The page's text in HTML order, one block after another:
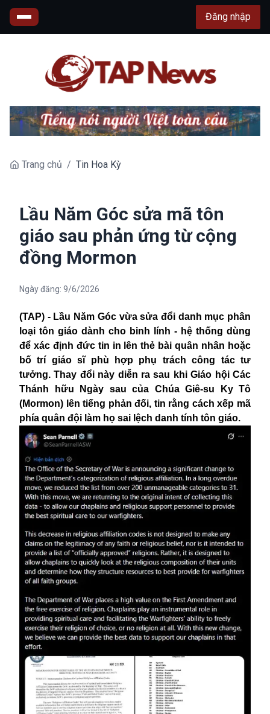
Đăng nhập
Trang chủ / Tin Hoa Kỳ
Lầu Năm Góc sửa mã tôn
giáo sau phản ứng từ cộng
đồng Mormon
Ngày đăng: 9/6/2026
(TAP) - Lầu Năm Góc vừa sửa đổi danh mục phân
loại tôn giáo dành cho binh lính - hệ thống dùng
để xác định đức tin in lên thẻ bài quân nhân hoặc
bố trí giáo sĩ phù hợp phụ trách công tác tư
tưởng. Thay đổi này diễn ra sau khi Giáo hội Các
Thánh hữu Ngày sau của Chúa Giê-su Ky Tô
(Mormon) lên tiếng phản đối, tin rằng cách xếp mã
phía quân đội làm họ sai lệch danh tính tôn giáo.